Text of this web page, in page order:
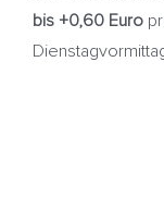
bis +0,60 Euro